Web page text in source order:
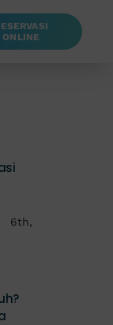
ONLINE
6th,